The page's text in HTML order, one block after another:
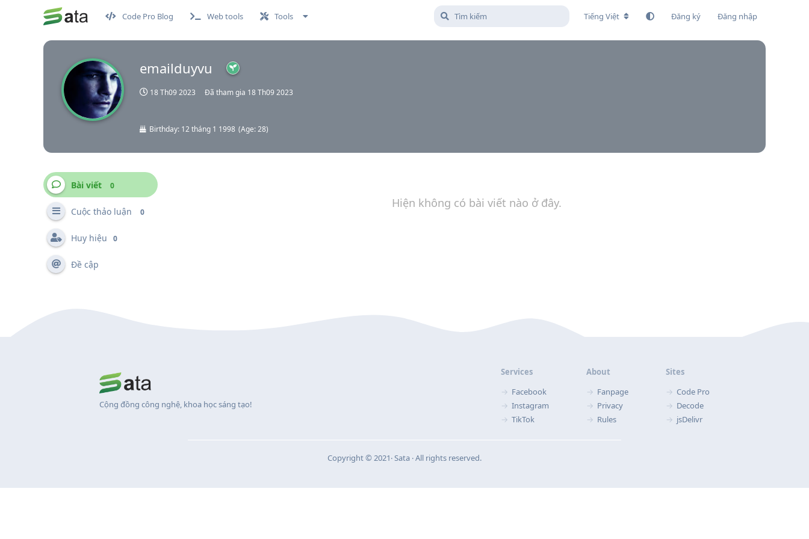
Code Pro Blog Web tools Tools Tiếng Việt Đăng ký Đăng nhập
emailduyvu
18 Th09 2023 Đã tham gia 18 Th09 2023
Birthday: 12 tháng 1 1998 (Age:28)
Bài viết 0
Cuộc thảo luận 0
Huy hiệu 0
Đề cập
Hiện không có bài viết nào ở đây.
Cộng đồng công nghệ, khoa học sáng tạo!
Services
Facebook
Instagram
TikTok
About
Fanpage
Privacy
Rules
Sites
Code Pro
Decode
jsDelivr
Copyright © 2021‧ Sata ‧ All rights reserved.